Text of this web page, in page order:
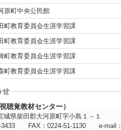
原町中央公民館
町教育委員会生涯学習課
町教育委員会生涯学習課
町教育委員会生涯学習課
町教育委員会生涯学習課
聴覚教材センター）
県柴田郡大河原町字小島１－１
3433 FAX：0224-51-1130 e-mail：